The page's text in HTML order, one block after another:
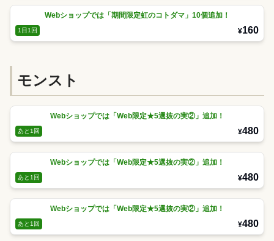
Webショップでは「期間限定虹のコトダマ」10個追加！
1日1回 ¥160
モンスト
Webショップでは「Web限定★5選抜の実②」追加！
あと1回 ¥480
Webショップでは「Web限定★5選抜の実②」追加！
あと1回 ¥480
Webショップでは「Web限定★5選抜の実②」追加！
あと1回 ¥480